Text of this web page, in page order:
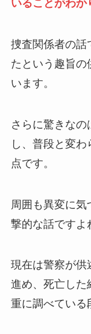
いることがわか
捜査関係者の話
たという趣旨の
います。
さらに驚きな
し、普段と変
点です。
周囲も異変に
撃的な話ですよ
現在は警察が供
進め、死亡した
重に調べている